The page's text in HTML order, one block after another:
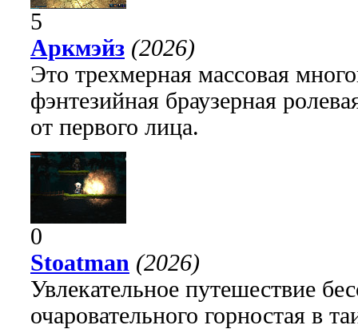
5
Аркмэйз (2026)
Это трехмерная массовая
фэнтезийная браузерная
от первого лица.
0
Stoatman (2026)
Увлекательное путешествие
очаровательного горностая в